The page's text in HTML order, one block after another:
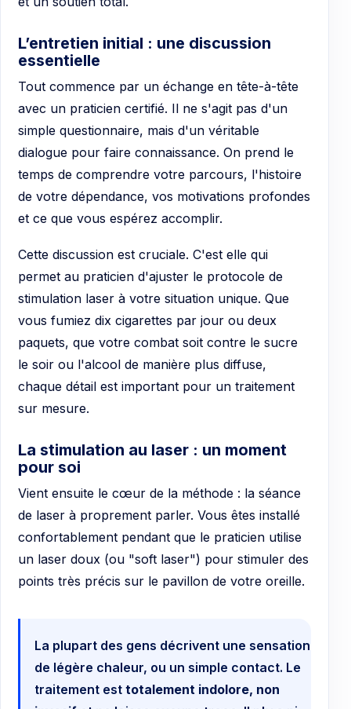
L’entretien initial : une discussion
essentielle
Tout commence par un échange en tête-à-tête
avec un praticien certifié. Il ne s'agit pas d'un
simple questionnaire, mais d'un véritable
dialogue pour faire connaissance. On prend le
temps de comprendre votre parcours, l'histoire
de votre dépendance, vos motivations profondes
et ce que vous espérez accomplir.
Cette discussion est cruciale. C'est elle qui
permet au praticien d'ajuster le protocole de
stimulation laser à votre situation unique. Que
vous fumiez dix cigarettes par jour ou deux
paquets, que votre combat soit contre le sucre
le soir ou l'alcool de manière plus diffuse,
chaque détail est important pour un traitement
sur mesure.
La stimulation au laser : un moment
pour soi
Vient ensuite le cœur de la méthode : la séance
de laser à proprement parler. Vous êtes installé
confortablement pendant que le praticien utilise
un laser doux (ou "soft laser") pour stimuler des
points très précis sur le pavillon de votre oreille.
La plupart des gens décrivent une sensation
de légère chaleur, ou un simple contact. Le
traitement est totalement indolore, non